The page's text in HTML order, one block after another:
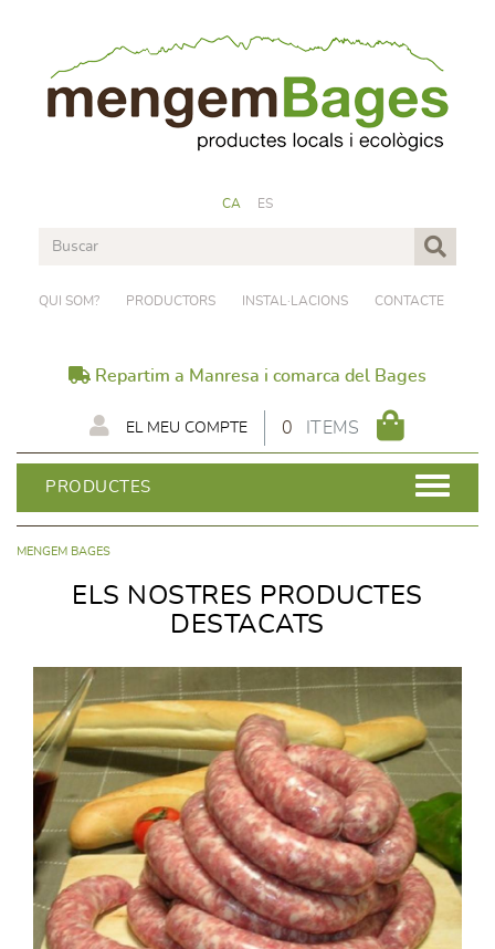
CA ES
QUI SOM? PRODUCTORS INSTAL·LACIONS CONTACTE
Repartim a Manresa i comarca del Bages
0 ITEMS
EL MEU COMPTE
PRODUCTES
MENGEM BAGES
ELS NOSTRES PRODUCTES
DESTACATS